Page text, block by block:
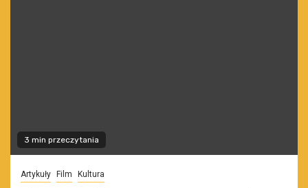
3 min przeczytania
Artykuły Film Kultura